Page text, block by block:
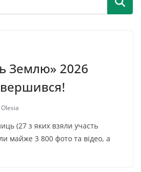
Землю» 2026
(27 з яких взяли участь
майже 3 800 фото та відео, а